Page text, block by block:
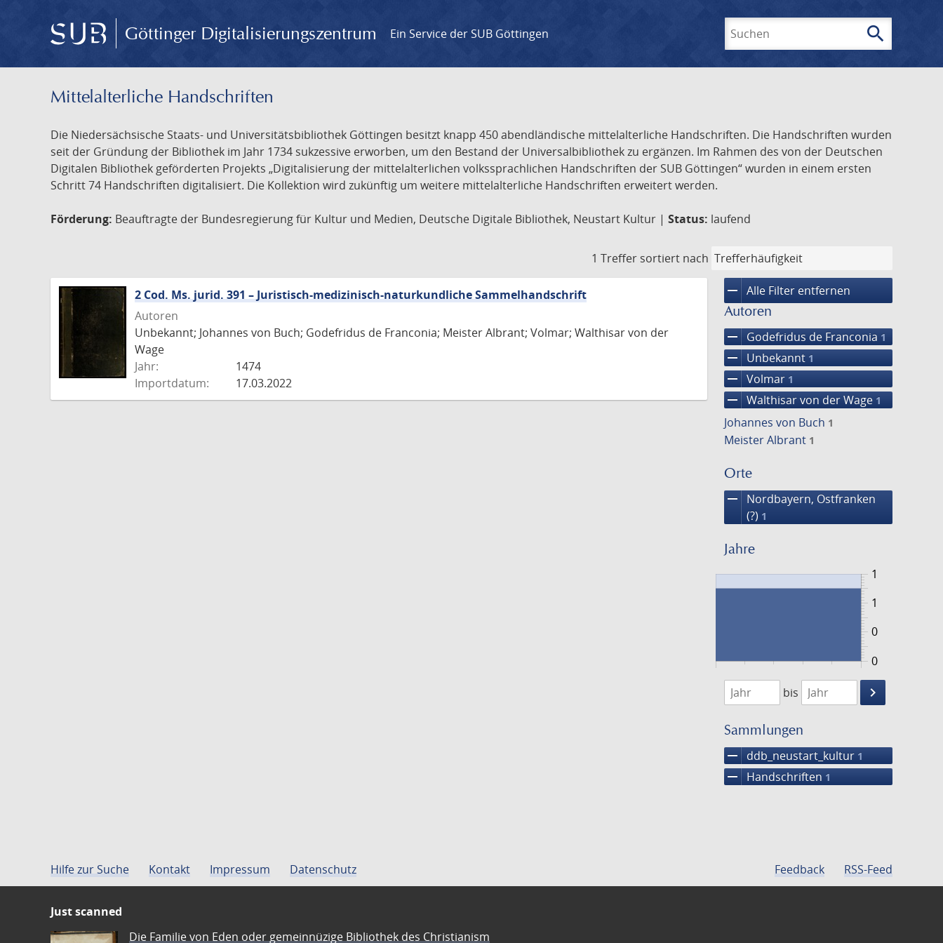
Göttinger Digitalisierungszentrum Ein Service der SUB Göttingen search
Mittelalterliche Handschriften
Die Niedersächsische Staats- und Universitätsbibliothek Göttingen besitzt knapp 450 abendländische mittelalterliche Handschriften. Die Handschriften wurden
seit der Gründung der Bibliothek im Jahr 1734 sukzessive erworben, um den Bestand der Universalbibliothek zu ergänzen. Im Rahmen des von der Deutschen
Digitalen Bibliothek geförderten Projekts „Digitalisierung der mittelalterlichen volkssprachlichen Handschriften der SUB Göttingen“ wurden in einem ersten
Schritt 74 Handschriften digitalisiert. Die Kollektion wird zukünftig um weitere mittelalterliche Handschriften erweitert werden.
Förderung: Beauftragte der Bundesregierung für Kultur und Medien, Deutsche Digitale Bibliothek, Neustart Kultur | Status: laufend
1 Treffer sortiert nach
remove Alle Filter entfernen
Autoren
remove Godefridus de Franconia 1
remove Unbekannt 1
remove Volmar 1
remove Walthisar von der Wage 1
Johannes von Buch 1
Meister Albrant 1
Orte
remove
Nordbayern, Ostfranken
(?) 1
Jahre
0
1
0
1
1474
1475
bis
keyboard_arrow_right
Suche
Sammlungen
remove ddb_neustart_kultur 1
remove Handschriften 1
2 Cod. Ms. jurid. 391 – Juristisch-medizinisch-naturkundliche Sammelhandschrift
Autoren
Unbekannt; Johannes von Buch; Godefridus de Franconia; Meister Albrant; Volmar; Walthisar von der
Wage
Jahr:
1474
Importdatum:
17.03.2022
Hilfe zur Suche Kontakt Impressum Datenschutz Feedback RSS-Feed
Just scanned
Die Familie von Eden oder gemeinnüzige Bibliothek des Christianism